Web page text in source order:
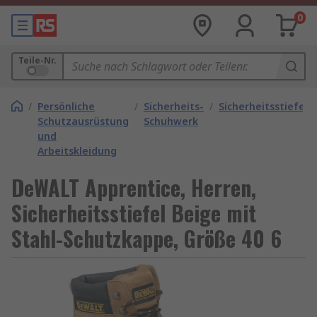
0
Teile-Nr.
/ Persönliche
Schutzausrüstung
und
Arbeitskleidung
/ Sicherheits-
Schuhwerk
/ Sicherheitsstiefel
DeWALT Apprentice, Herren,
Sicherheitsstiefel Beige mit
Stahl-Schutzkappe, Größe 40 6